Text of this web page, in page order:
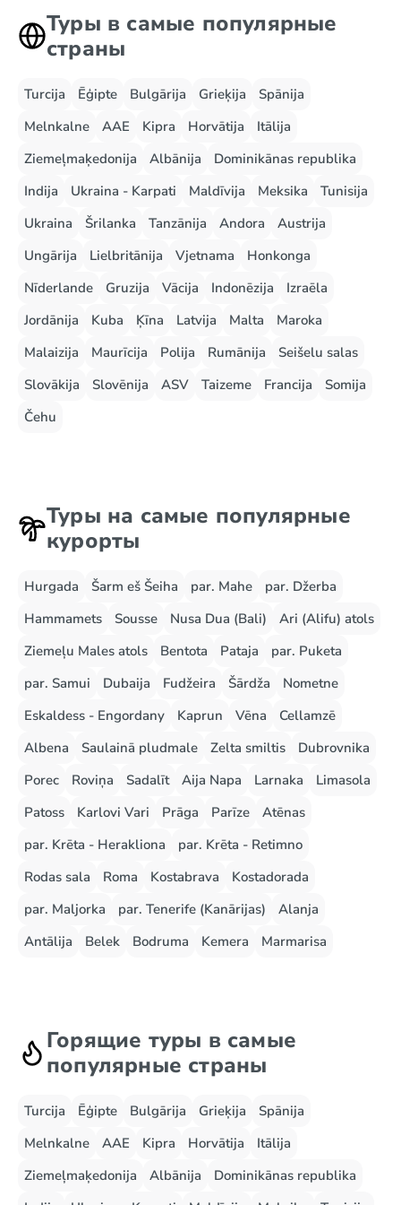
Туры в самые популярные
страны
Turcija Ēģipte Bulgārija Grieķija
Spānija
Melnkalne
AAE Kipra Horvātija
Itālija
Ziemeļmaķedonija
Albānija
Dominikānas republika
Indija
Ukraina - Karpati Maldīvija Meksika
Tunisija
Ukraina
Šrilanka Tanzānija Andora
Austrija
Ungārija
Lielbritānija Vjetnama
Honkonga
Nīderlande
Gruzija Vācija Indonēzija
Izraēla
Jordānija
Kuba Ķīna Latvija Malta
Maroka
Malaizija
Maurīcija Polija Rumānija
Seišelu salas
Slovākija
Slovēnija ASV Taizeme Francija
Somija
Čehu
Туры на самые популярные
курорты
Hurgada Šarm eš Šeiha par. Mahe
par. Džerba
Hammamets
Sousse Nusa Dua (Bali)
Ari (Alifu) atols
Ziemeļu Males atols
Bentota Pataja
par. Puketa
par. Samui
Dubaija Fudžeira Šārdža
Nometne
Eskaldess - Engordany
Kaprun Vēna
Cellamzē
Albena
Saulainā pludmale Zelta smiltis
Dubrovnika
Porec
Roviņa Sadalīt Aija Napa Larnaka
Limasola
Patoss
Karlovi Vari Prāga Parīze
Atēnas
par. Krēta - Herakliona
par. Krēta - Retimno
Rodas sala
Roma Kostabrava
Kostadorada
par. Maljorka
par. Tenerife (Kanārijas)
Alanja
Antālija
Belek Bodruma Kemera Marmarisa
Горящие туры в самые
популярные страны
Turcija Ēģipte Bulgārija Grieķija
Spānija
Melnkalne
AAE Kipra Horvātija
Itālija
Ziemeļmaķedonija
Albānija
Dominikānas republika